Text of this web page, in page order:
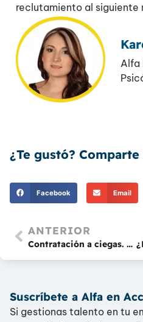
reclutamiento al siguiente
Alfa
¿Te gustó?
Facebook Email
ANTERIOR
Contratación a ciegas. Innovación en la contratación de personal
Suscríbete a Alfa en
Si gestionas talento en tu